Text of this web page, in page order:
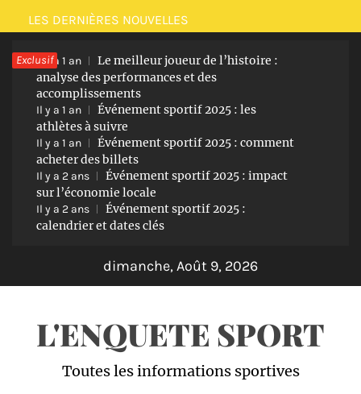
Passer
au
contenu
LES DERNIÈRES NOUVELLES
ExclusifIl y a 1 an
Le meilleur joueur de l’histoire :
analyse des performances et des
accomplissements
Il y a 1 an
Événement sportif 2025 : les
athlètes à suivre
Il y a 1 an
Événement sportif 2025 : comment
acheter des billets
Il y a 2 ans
Événement sportif 2025 : impact
sur l’économie locale
Il y a 2 ans
Événement sportif 2025 :
calendrier et dates clés
dimanche, Août 9, 2026
L'ENQUETE SPORT
Toutes les informations sportives